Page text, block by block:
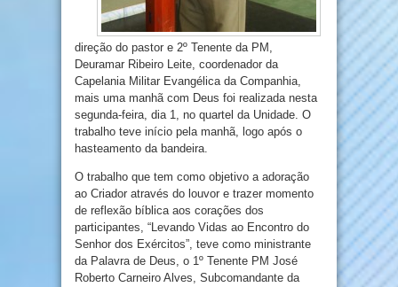
direção do pastor e 2º Tenente da PM,
Deuramar Ribeiro Leite, coordenador da
Capelania Militar Evangélica da Companhia,
mais uma manhã com Deus foi realizada nesta
segunda-feira, dia 1, no quartel da Unidade. O
trabalho teve início pela manhã, logo após o
hasteamento da bandeira.
O trabalho que tem como objetivo a adoração
ao Criador através do louvor e trazer momento
de reflexão bíblica aos corações dos
participantes, “Levando Vidas ao Encontro do
Senhor dos Exércitos”, teve como ministrante
da Palavra de Deus, o 1º Tenente PM José
Roberto Carneiro Alves, Subcomandante da